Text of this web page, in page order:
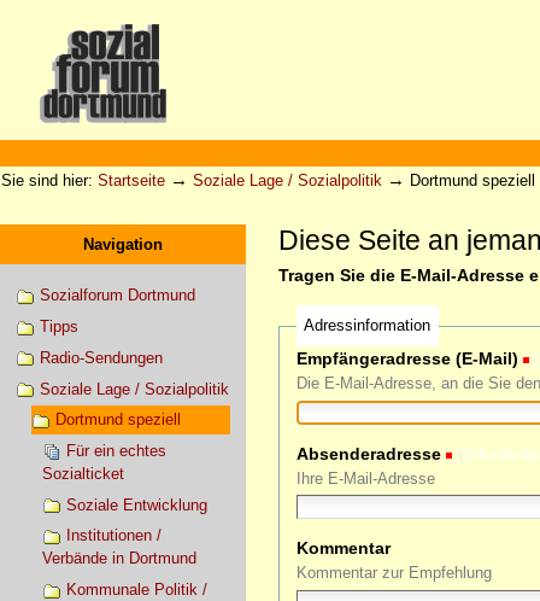
Werkzeuge
Sie sind hier: Startseite → Soziale Lage / Sozialpolitik → Dortmund speziell
Navigation
Sozialforum Dortmund
Tipps
Radio-Sendungen
Soziale Lage / Sozialpolitik
Dortmund speziell
Für ein echtes
Sozialticket
Soziale Entwicklung
Institutionen /
Verbände in Dortmund
Kommunale Politik /
Diese Seite an
Tragen Sie die E-Mail-Adresse
Adressinformation
Empfängeradresse (E-Mail)
Die E-Mail-Adresse, an die Sie
Absenderadresse
Ihre E-Mail-Adresse
Kommentar
Kommentar zur Empfehlung